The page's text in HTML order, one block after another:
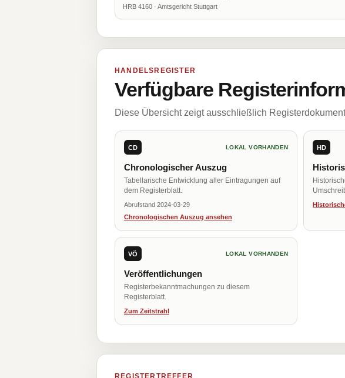
HRB 4160 · Amtsgericht Stuttgart
HANDELSREGISTER
Verfügbare
Diese Übersicht zeigt ausschließlich
CD LOKAL VORHANDEN
Chronologischer Auszug
Tabellarische Entwicklung aller Eintragungen auf
dem Registerblatt.
Abrufstand 2024-03-29
Chronologischen Auszug ansehen
HD
VÖ LOKAL VORHANDEN
Veröffentlichungen
Registerbekanntmachungen zu diesem
Registerblatt.
Zum Zeitstrahl
REGISTERTREFFER